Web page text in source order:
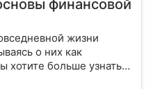
финансовой
жизни
о них как
хотите больше узнать
и его функциях,